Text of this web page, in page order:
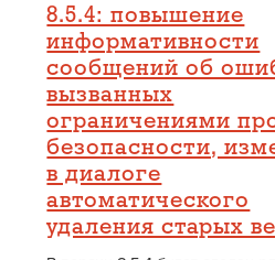
8.5.4: повышение
информативности
сообщений об
вызванных
ограничениями
безопасности,
в диалоге
автоматического
удаления старых